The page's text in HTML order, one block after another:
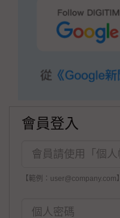
會員登入
【範例：user@company.com】